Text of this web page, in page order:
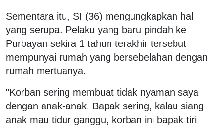
Sementara itu, SI (36) mengungkapkan hal
yang serupa. Pelaku yang baru pindah ke
Purbayan sekira 1 tahun terakhir tersebut
mempunyai rumah yang bersebelahan dengan
rumah mertuanya.
"Korban sering membuat tidak nyaman saya
dengan anak-anak. Bapak sering, kalau siang
anak mau tidur ganggu, korban ini bapak tiri